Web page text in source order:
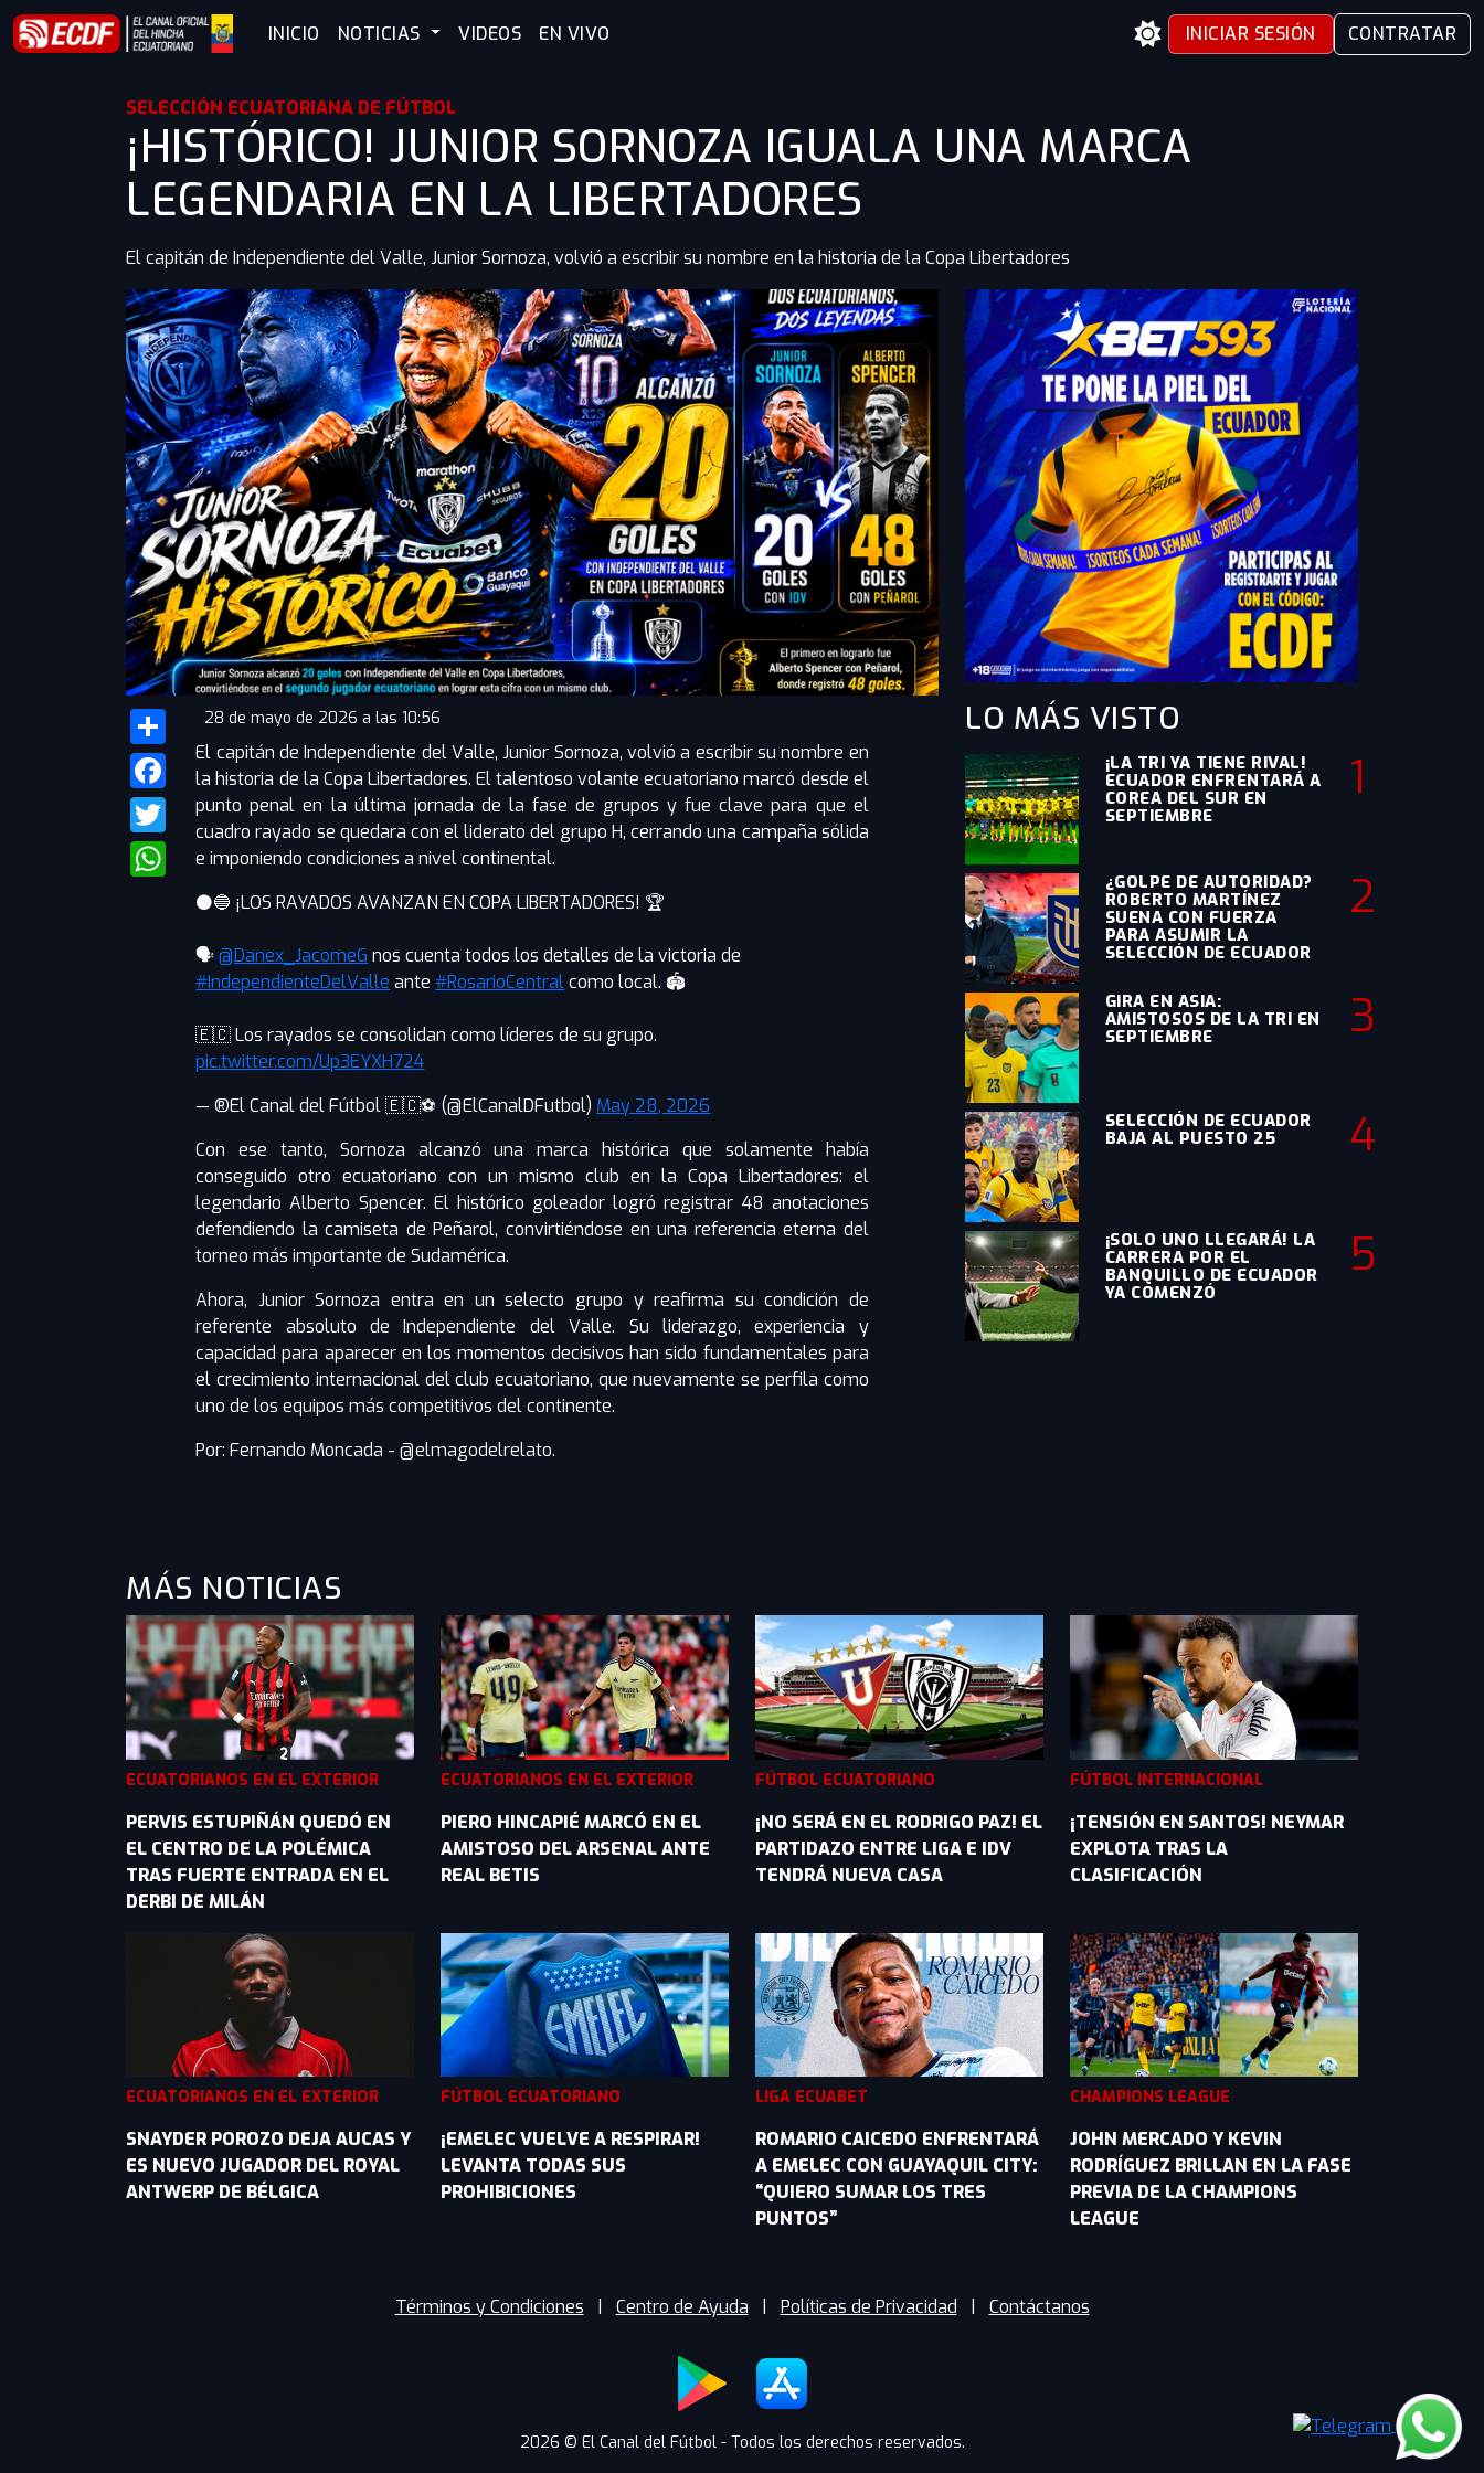
INICIO NOTICIAS VIDEOS EN VIVO INICIAR SESIÓN CONTRATAR
SELECCIÓN ECUATORIANA DE FÚTBOL
¡HISTÓRICO! JUNIOR SORNOZA IGUALA UNA MARCA
LEGENDARIA EN LA LIBERTADORES
El capitán de Independiente del Valle, Junior Sornoza, volvió a escribir su nombre en la historia de la Copa Libertadores
Share
Facebook
Twitter
WhatsApp
28 de mayo de 2026 a las 10:56
El capitán de Independiente del Valle, Junior Sornoza, volvió a escribir su nombre en
la historia de la Copa Libertadores. El talentoso volante ecuatoriano marcó desde el
punto penal en la última jornada de la fase de grupos y fue clave para que el
cuadro rayado se quedara con el liderato del grupo H, cerrando una campaña sólida
e imponiendo condiciones a nivel continental.
⚫️🔵 ¡LOS RAYADOS AVANZAN EN COPA LIBERTADORES! 🏆
🗣️@Danex_JacomeG nos cuenta todos los detalles de la victoria de
#IndependienteDelValle ante#RosarioCentralcomo local. 🏟️
🇪🇨 Los rayados se consolidan como líderes de su grupo.
pic.twitter.com/Up3EYXH724
— ®El Canal del Fútbol 🇪🇨⚽ (@ElCanalDFutbol) May 28, 2026
Con ese tanto, Sornoza alcanzó una marca histórica que solamente había
conseguido otro ecuatoriano con un mismo club en la Copa Libertadores: el
legendario Alberto Spencer. El histórico goleador logró registrar 48 anotaciones
defendiendo la camiseta de Peñarol, convirtiéndose en una referencia eterna del
torneo más importante de Sudamérica.
Ahora, Junior Sornoza entra en un selecto grupo y reafirma su condición de
referente absoluto de Independiente del Valle. Su liderazgo, experiencia y
capacidad para aparecer en los momentos decisivos han sido fundamentales para
el crecimiento internacional del club ecuatoriano, que nuevamente se perfila como
uno de los equipos más competitivos del continente.
Por: Fernando Moncada - @elmagodelrelato.
LO MÁS VISTO
¡LA TRI YA TIENE RIVAL!
ECUADOR ENFRENTARÁ A
COREA DEL SUR EN
SEPTIEMBRE
1
¿GOLPE DE AUTORIDAD?
ROBERTO MARTÍNEZ
SUENA CON FUERZA
PARA ASUMIR LA
SELECCIÓN DE ECUADOR
2
GIRA EN ASIA:
AMISTOSOS DE LA TRI EN
SEPTIEMBRE
3
SELECCIÓN DE ECUADOR
BAJA AL PUESTO 25
4
¡SOLO UNO LLEGARÁ! LA
CARRERA POR EL
BANQUILLO DE ECUADOR
YA COMENZÓ
5
MÁS NOTICIAS
ECUATORIANOS EN EL EXTERIOR
PERVIS ESTUPIÑÁN QUEDÓ EN
EL CENTRO DE LA POLÉMICA
TRAS FUERTE ENTRADA EN EL
DERBI DE MILÁN
ECUATORIANOS EN EL EXTERIOR
PIERO HINCAPIÉ MARCÓ EN EL
AMISTOSO DEL ARSENAL ANTE
REAL BETIS
FÚTBOL ECUATORIANO
¡NO SERÁ EN EL RODRIGO PAZ! EL
PARTIDAZO ENTRE LIGA E IDV
TENDRÁ NUEVA CASA
FÚTBOL INTERNACIONAL
¡TENSIÓN EN SANTOS! NEYMAR
EXPLOTA TRAS LA
CLASIFICACIÓN
ECUATORIANOS EN EL EXTERIOR
SNAYDER POROZO DEJA AUCAS Y
ES NUEVO JUGADOR DEL ROYAL
ANTWERP DE BÉLGICA
FÚTBOL ECUATORIANO
¡EMELEC VUELVE A RESPIRAR!
LEVANTA TODAS SUS
PROHIBICIONES
LIGA ECUABET
ROMARIO CAICEDO ENFRENTARÁ
A EMELEC CON GUAYAQUIL CITY:
“QUIERO SUMAR LOS TRES
PUNTOS”
CHAMPIONS LEAGUE
JOHN MERCADO Y KEVIN
RODRÍGUEZ BRILLAN EN LA FASE
PREVIA DE LA CHAMPIONS
LEAGUE
Términos y Condiciones Centro de Ayuda Políticas de Privacidad Contáctanos
2026 © El Canal del Fútbol - Todos los derechos reservados.